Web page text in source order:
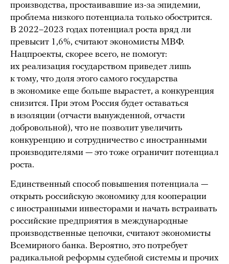
производства, простаивавшие из-за эпидемии,
проблема низкого потенциала только обострится.
В 2022–2023 годах потенциал роста вряд ли
превысит 1,6%, считают экономисты МВФ.
Нацпроекты, скорее всего, не помогут:
их реализация государством приведет лишь
к тому, что доля этого самого государства
в экономике еще больше вырастет, а конкуренция
снизится. При этом Россия будет оставаться
в изоляции (отчасти вынужденной, отчасти
добровольной), что не позволит увеличить
конкуренцию и сотрудничество с иностранными
производителями — это тоже ограничит потенциал
роста.
Единственный способ повышения потенциала —
открыть российскую экономику для кооперации
с иностранными инвесторами и начать встраивать
российские предприятия в международные
производственные цепочки, считают экономисты
Всемирного банка. Вероятно, это потребует
радикальной реформы судебной системы и прочих